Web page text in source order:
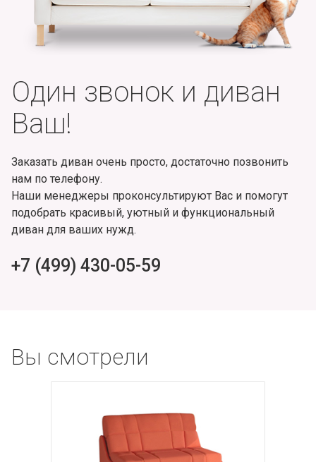
Один звонок и диван
Ваш!
Заказать диван очень просто, достаточно позвонить
нам по телефону.
Наши менеджеры проконсультируют Вас и помогут
подобрать красивый, уютный и функциональный
диван для ваших нужд.
+7 (499) 430-05-59
Вы смотрели